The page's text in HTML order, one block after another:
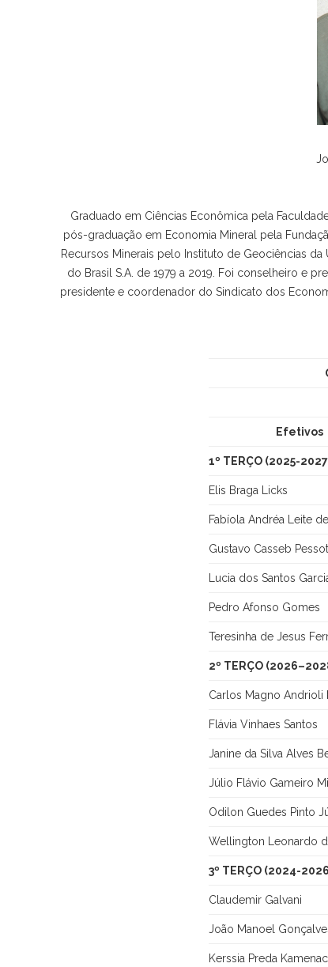
Graduado em Ciências Econômica pela
pós-graduação em Economia Mineral pela
Recursos Minerais pelo Instituto de Geociências
do Brasil S.A. de 1979 a 2019. Foi conselheiro e
presidente e coordenador do Sindicato dos
Efetivos
1º TERÇO (2025-
Elis Braga Licks
Fabíola Andréa Leite
Gustavo Casseb
Lucia dos Santos
Pedro Afonso Gomes
Teresinha de Jesus
2º TERÇO
Carlos Magno Andrioli
Flávia Vinhaes Santos
Janine da Silva Alves
Júlio Flávio Gameiro
Odilon Guedes Pinto
Wellington Leonardo
3º TERÇO (2024-
Claudemir Galvani
João Manoel
Kerssia Preda